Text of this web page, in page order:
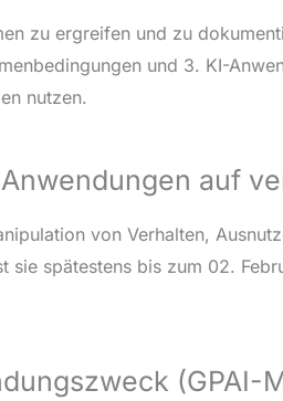
zu ergreifen und zu
und 3. KI-
nutzen.
auf
von Verhalten,
spätestens bis zum 02.
(GPAI-